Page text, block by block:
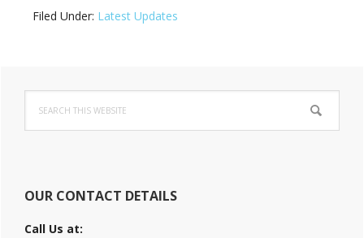
Filed Under: Latest Updates
Primary
Sidebar
this
website
OUR CONTACT DETAILS
Call Us at: